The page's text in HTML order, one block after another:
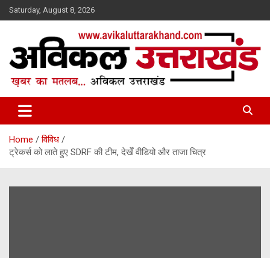
Skip
to
Saturday, August 8, 2026
Avikal Uttarakhand
Home
विविध
ट्रेकर्स को लाते हुए SDRF की टीम, देखेँ वीडियो और ताजा चित्र